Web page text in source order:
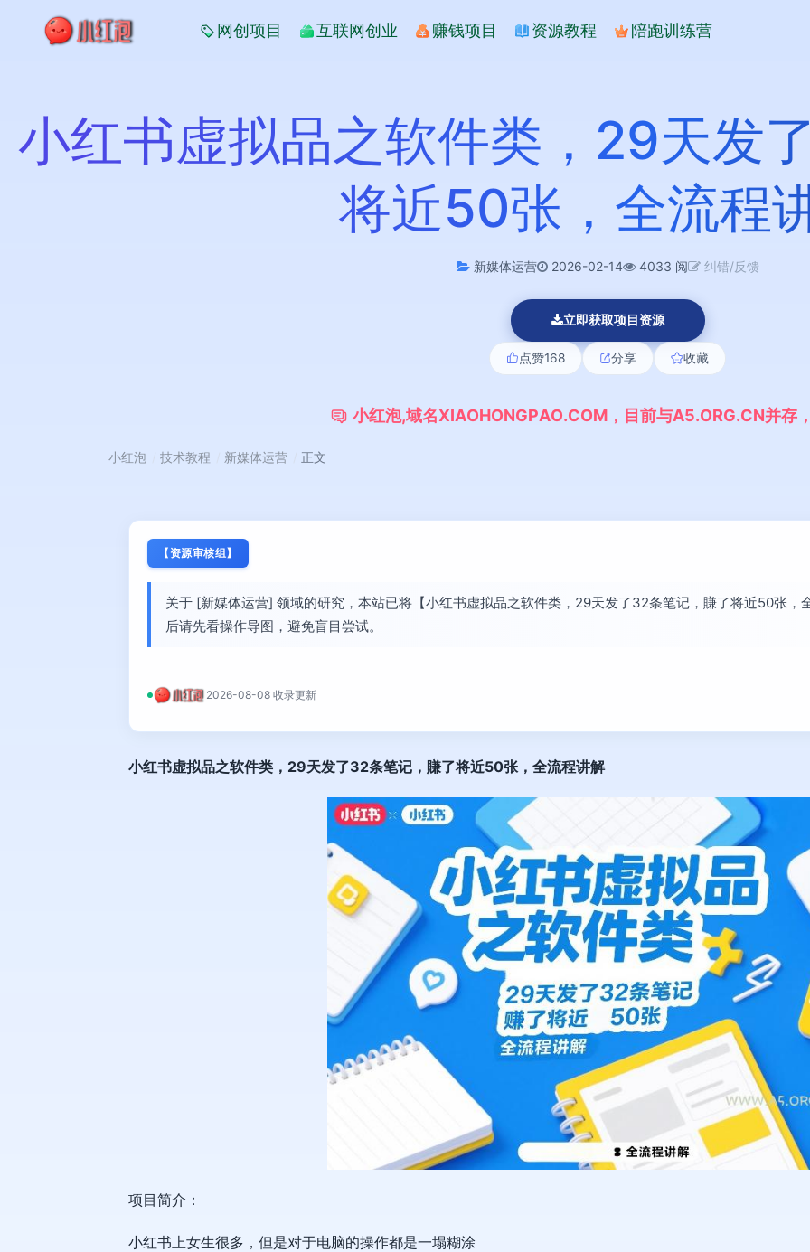
网创项目 互联网创业 赚钱项目 资源教程 陪跑训练营
小红书虚拟品之软件类，29天发
将近50张，全流程
新媒体运营 2026-02-14 4033 阅 纠错/反馈
立即获取项目资源
点赞168 分享 收藏
小红泡,域名XIAOHONGPAO.COM ， 目 前与A5.ORG.CN并存
小红泡 技术教程 新媒体运营 正文
【资源审核组】
关于 [新媒体运营] 领域的研究，本站已将【小红书虚拟品之软件类，29天发了32条笔记，賺了将近50张，
后请先看操作导图，避免盲目尝试。
2026-08-08 收录更新
小红书虚拟品之软件类，29天发了32条笔记，賺了将近50张，全流程讲解
项目简介：
小红书上女生很多，但是对于电脑的操作都是一塌糊涂